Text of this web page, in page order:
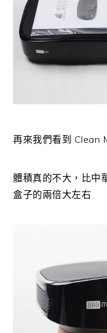
再來我們看到 Clean
體積真的不大，比中
盒子的兩倍大左右